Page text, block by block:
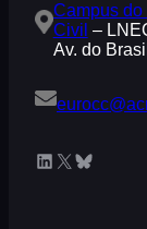
Campus
Civil –
Av. do
LinkedIn X Bluesky